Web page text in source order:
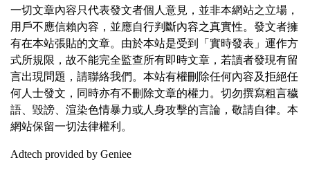
一切文章內容只代表發文者個人意見，並非本網站之立場，
用戶不應信賴內容，並應自行判斷內容之真實性。發文者擁
有在本站張貼的文章。由於本站是受到「實時發表」運作方
式所規限，故不能完全監查所有即時文章，若讀者發現有留
言出現問題，請聯絡我們。本站有權刪除任何內容及拒絕任
何人士發文，同時亦有不刪除文章的權力。切勿撰寫粗言穢
語、毀謗、渲染色情暴力或人身攻擊的言論，敬請自律。本
網站保留一切法律權利。
Adtech provided by Geniee